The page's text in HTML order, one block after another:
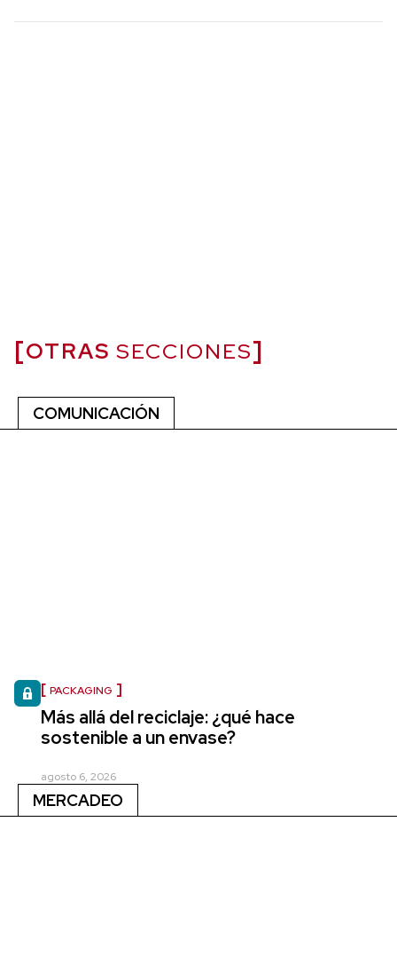
OTRAS SECCIONES
COMUNICACIÓN
PACKAGING
Más allá del reciclaje: ¿qué hace
sostenible a un envase?
agosto 6, 2026
MERCADEO